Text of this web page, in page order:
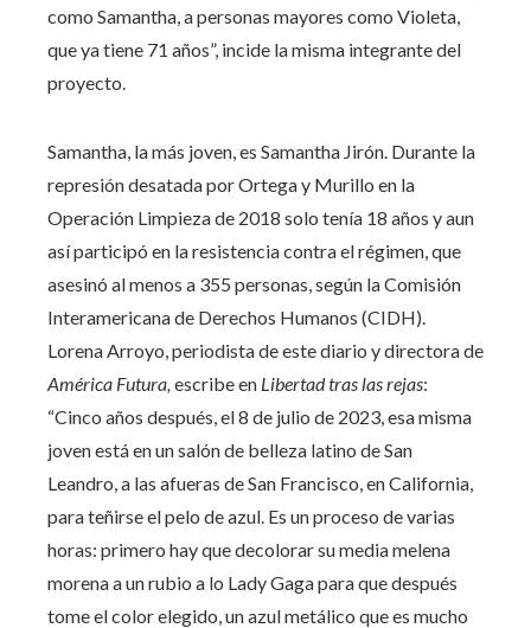
como Samantha, a personas mayores como Violeta,
que ya tiene 71 años”, incide la misma integrante del
proyecto.
Samantha, la más joven, es Samantha Jirón. Durante la
represión desatada por Ortega y Murillo en la
Operación Limpieza de 2018 solo tenía 18 años y aun
así participó en la resistencia contra el régimen, que
asesinó al menos a 355 personas, según la Comisión
Interamericana de Derechos Humanos (CIDH).
Lorena Arroyo, periodista de este diario y directora de
América Futura, escribe en Libertad tras las rejas:
“Cinco años después, el 8 de julio de 2023, esa misma
joven está en un salón de belleza latino de San
Leandro, a las afueras de San Francisco, en California,
para teñirse el pelo de azul. Es un proceso de varias
horas: primero hay que decolorar su media melena
morena a un rubio a lo Lady Gaga para que después
tome el color elegido, un azul metálico que es mucho